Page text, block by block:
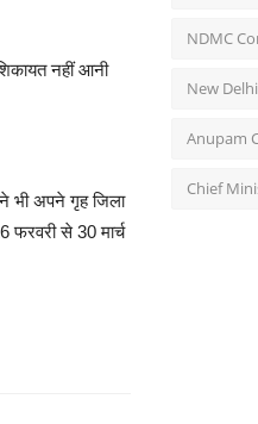
नहीं आनी
ने भी अपने गृह जिला
फरवरी से 30 मार्च
NDMC
New Delhi
Anupam
Chief